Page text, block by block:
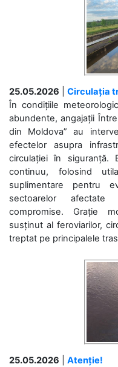
25.05.2026
Circulația
În condițiile
abundente, angajații
din Moldova” au
efectelor asupra
circulației în siguranță.
continuu, folosind
suplimentare pentru
sectoarelor afectate
compromise. Grație
susținut al feroviarilor,
treptat pe principalele
25.05.2026
Atenție!